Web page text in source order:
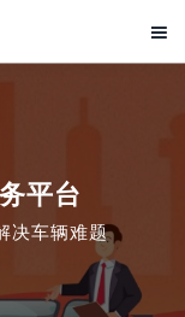

平台
决车辆难题